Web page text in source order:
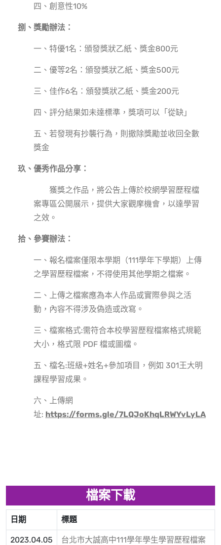
四、創意性10%
捌、獎勵辦法：
一、特優1名：頒發獎狀乙紙、獎金800元
二、優等2名：頒發獎狀乙紙、獎金500元
三、佳作6名：頒發獎狀乙紙、獎金200元
四、評分結果如未達標準，獎項可以「從缺」
五、若發現有抄襲行為，則撤除獎勵並收回全數
獎金
玖、優秀作品分享：
獲獎之作品，將公告上傳於校網學習歷程檔
案專區公開展示，提供大家觀摩機會，以達學習
之效。
拾、參賽辦法：
一、報名檔案僅限本學期（111學年下學期）上傳
之學習歷程檔案，不得使用其他學期之檔案。
二、上傳之檔案應為本人作品或實際參與之活
動，內容不得涉及偽造或改寫。
三、檔案格式:需符合本校學習歷程檔案格式規範
大小，格式限 PDF 檔或圖檔。
五、檔名:班級+姓名+參加項目，例如 301王大明
課程學習成果。
六、上傳網
址: https://forms.gle/7LQJoKhqLRWYvLyLA
檔案下載
日期 標題
2023.04.05
台北市大誠高中111學年學生學習歷程檔案